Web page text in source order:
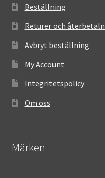
Beställning
Returer och
Avbryt beställning
My Account
Integritetspolicy
Om oss
Märken